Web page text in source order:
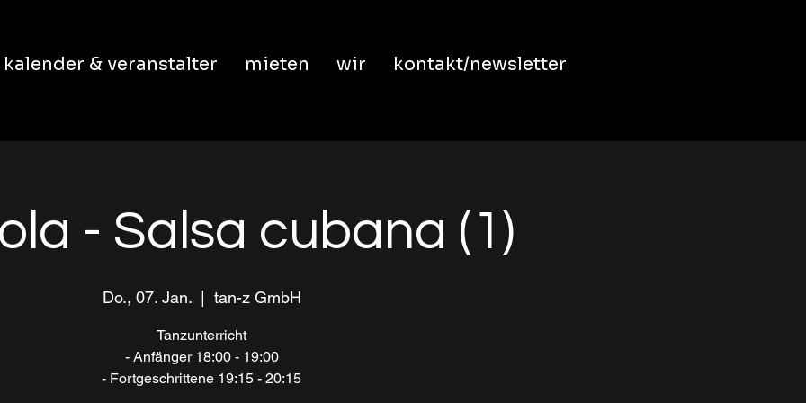
kalender & veranstalter mieten wir kontakt/newsletter
- Salsa cubana (1)
Do., 07. Jan.
  |
tan-z GmbH
Tanzunterricht
- Anfänger 18:00 - 19:00
- Fortgeschrittene 19:15 - 20:15